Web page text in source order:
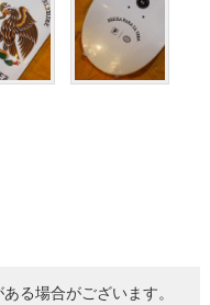
る場合がございます。